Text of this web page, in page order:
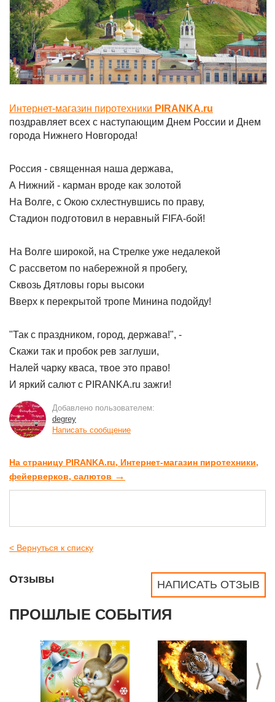
Интернет-магазин пиротехники PIRANKA.ru
поздравляет всех с наступающим Днем России и Днем
города Нижнего Новгорода!
Россия - священная наша держава,
А Нижний - карман вроде как золотой
На Волге, с Окою схлестнувшись по праву,
Стадион подготовил в неравный FIFA-бой!
На Волге широкой, на Стрелке уже недалекой
С рассветом по набережной я пробегу,
Сквозь Дятловы горы высоки
Вверх к перекрытой тропе Минина подойду!
"Так с праздником, город, держава!", -
Скажи так и пробок рев заглуши,
Налей чарку кваса, твое это право!
И яркий салют с PIRANKA.ru зажги!
Добавлено пользователем:
degrey
Написать сообщение
На страницу PIRANKA.ru, Интернет-магазин пиротехники,
фейерверков, салютов →
< Вернуться к списку
НАПИСАТЬ ОТЗЫВ
Отзывы
ПРОШЛЫЕ СОБЫТИЯ
>